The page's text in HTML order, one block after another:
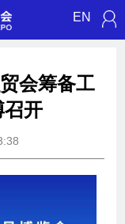
EN
会筹备工
召开